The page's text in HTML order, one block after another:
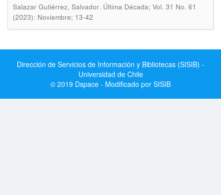
Salazar Gutiérrez, Salvador. Última Década; Vol. 31 No. 61
(2023): Noviembre; 13-42
Dirección de Servicios de Información y Bibliotecas (SISIB) -
Universidad de Chile
© 2019 Dspace - Modificado por SISIB